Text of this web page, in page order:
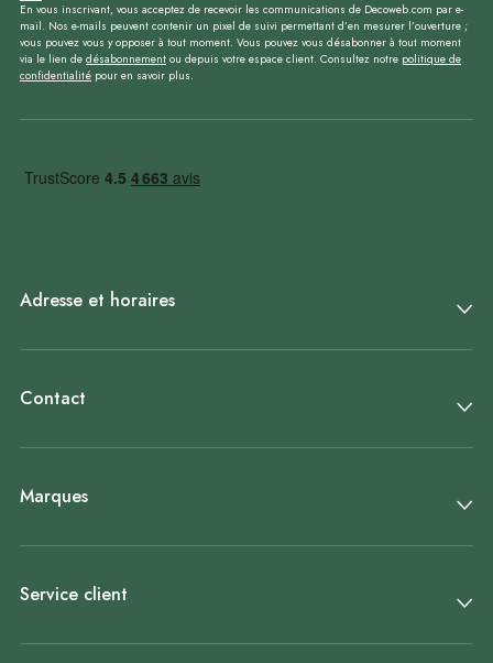
En vous inscrivant, vous acceptez de recevoir les communications de Decoweb.com par e-
mail. Nos e-mails peuvent contenir un pixel de suivi permettant d’en mesurer l’ouverture ;
vous pouvez vous y opposer à tout moment. Vous pouvez vous désabonner à tout moment
via le lien de désabonnement ou depuis votre espace client. Consultez notre politique de
confidentialité pour en savoir plus.
Adresse et horaires
Contact
Marques
Service client